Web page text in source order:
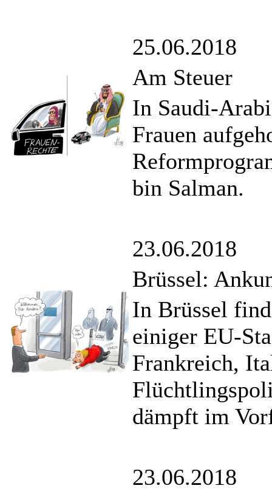
25.06.2018
Am Steuer
In Saudi-
Frauen
bin Salman.
23.06.2018
Brüssel:
In Brüssel
einiger EU-
Frankreich,
dämpft im
23.06.2018